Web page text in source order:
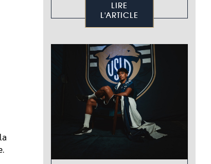
LIRE
L'ARTICLE